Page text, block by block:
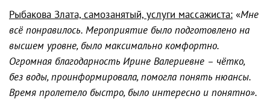
Рыбакова Злата, самозанятый, услуги массажиста: «Мне
всё понравилось. Мероприятие было подготовлено на
высшем уровне, было максимально комфортно.
Огромная благодарность Ирине Валериевне – чётко,
без воды, проинформировала, помогла понять нюансы.
Время пролетело быстро, было интересно и понятно».